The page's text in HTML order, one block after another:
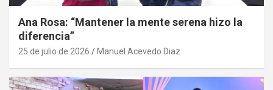
Ana Rosa: “Mantener la mente serena hizo la
diferencia”
25 de julio de 2026 Manuel Acevedo Diaz